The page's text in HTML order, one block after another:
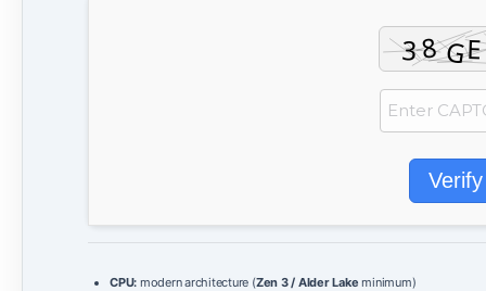
Verify
CPU: modern architecture (Zen 3 / Alder Lake minimum)